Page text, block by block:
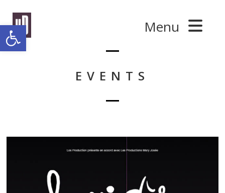
Ouvrir la barre d’outils
Menu
EVENTS